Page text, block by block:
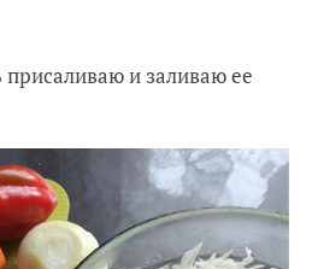
и заливаю ее